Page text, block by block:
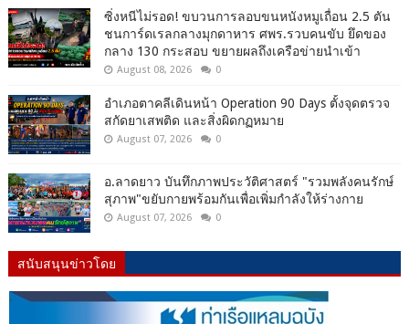
ซิ่งหนีไม่รอด! ขบวนการลอบขนหนังหมูเถื่อน 2.5 ตัน
ชนการ์ดเรลกลางมุกดาหาร ศพร.รวบคนขับ ยึดของ
กลาง 130 กระสอบ ขยายผลถึงเครือข่ายนำเข้า
August 08, 2026 0
อำเภอตาคลีเดินหน้า Operation 90 Days ตั้งจุดตรวจ
สกัดยาเสพติด และสิ่งผิดกฏหมาย
August 07, 2026 0
อ.ลาดยาว บันทึกภาพประวัติศาสตร์ "รวมพลังคนรักษ์
สุภาพ"ขยับกายพร้อมกันเพื่อเพิ่มกำลังให้ร่างกาย
August 07, 2026 0
สนับสนุนข่าวโดย